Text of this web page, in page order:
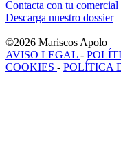
Contacta con tu comercial
Descarga nuestro dossier
©2026 Mariscos Apolo
AVISO LEGAL -
COOKIES - POLÍTICA